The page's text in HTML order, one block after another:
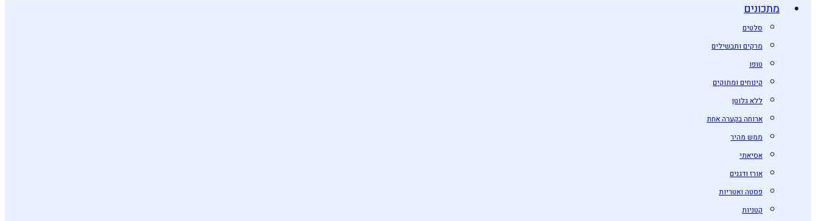
מתכונים
סלטים
מרקים ותבשילים
טופו
קינוחים ומתוקים
ללא גלוטן
ארוחה בקערה אחת
ממש מהיר
אסיאתי
אורז ודגנים
פסטה ואטריות
קטניות